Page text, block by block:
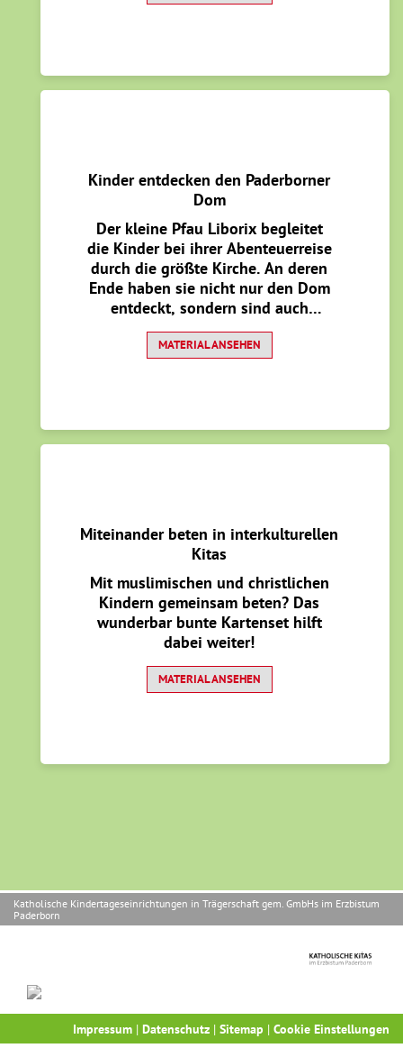
Kinder entdecken den Paderborner
Dom
Der kleine Pfau Liborix begleitet
die Kinder bei ihrer Abenteuerreise
durch die größte Kirche. An deren
Ende haben sie nicht nur den Dom
entdeckt, sondern sind auch
Detektive geworden sind.
MATERIAL ANSEHEN
Miteinander beten in interkulturellen
Kitas
Mit muslimischen und christlichen
Kindern gemeinsam beten? Das
wunderbar bunte Kartenset hilft
dabei weiter!
MATERIAL ANSEHEN
Katholische Kindertageseinrichtungen in Trägerschaft gem. GmbHs im Erzbistum
Paderborn
Impressum | Datenschutz | Sitemap | Cookie Einstellungen